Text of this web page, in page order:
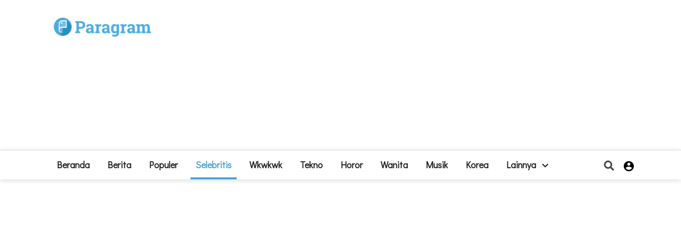
Beranda Berita Populer Selebritis Wkwkwk Tekno Horor Wanita Musik Korea Lainnya 